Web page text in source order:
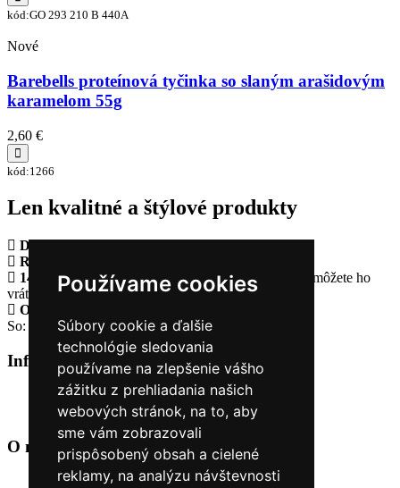
Používame cookies
Súbory cookie a ďalšie
technológie sledovania
používame na zlepšenie vášho
zážitku z prehliadania našich
webových stránok, na to, aby
sme vám zobrazovali
prispôsobený obsah a cielené
reklamy, na analýzu návštevnosti
kód:GO 293 210 B 440A
Nové
Barebells proteínová tyčinka so slaným arašidovým
karamelom 55g
2,60 €
kód:1266
Len kvalitné a štýlové produkty
Doprava zadarmo
Rýchle dodanie
14 Dní na vrátenie tovaru Ak Vám tovar nesadne, môžete ho
vrátiť
Otvorené celý týždeň
So: 9:00 - 12:00
Informácie+
O nás
Kontakt
O nás
Úvod